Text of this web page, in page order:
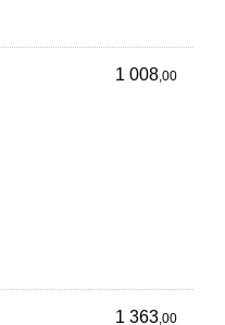
1 008,00
1 363,00